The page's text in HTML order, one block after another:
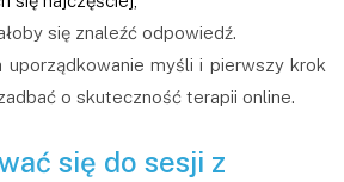
się znaleźć odpowiedź.
myśli i pierwszy krok
o skuteczność terapii online.
się do sesji z